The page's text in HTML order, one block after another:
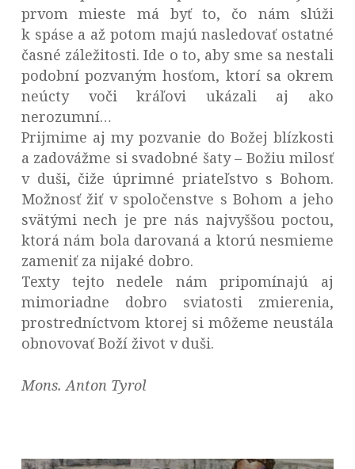
prvom mieste má byť to, čo nám slúži
k spáse a až potom majú nasledovať ostatné
časné záležitosti. Ide o to, aby sme sa nestali
podobní pozvaným hosťom, ktorí sa okrem
neúcty voči kráľovi ukázali aj ako
nerozumní…
Prijmime aj my pozvanie do Božej blízkosti
a zadovážme si svadobné šaty – Božiu milosť
v duši, čiže úprimné priateľstvo s Bohom.
Možnosť žiť v spoločenstve s Bohom a jeho
svätými nech je pre nás najvyššou poctou,
ktorá nám bola darovaná a ktorú nesmieme
zameniť za nijaké dobro.
Texty tejto nedele nám pripomínajú aj
mimoriadne dobro sviatosti zmierenia,
prostredníctvom ktorej si môžeme neustála
obnovovať Boží život v duši.
Mons. Anton Tyrol